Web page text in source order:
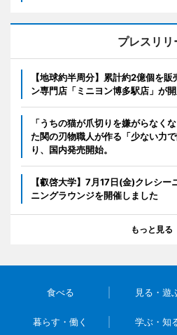
プレスリリ
【地球約半周分】累計約2億個を
ン専門店「ミニヨン博多駅店」が
「うちの猫が爪切りを嫌がらなく
た関の刃物職人が作る「少ない力
り、国内発売開始。
【叡啓大学】7月17日(金)クレシ
ニングラウンジを開催しました
もっと見る
食べる 見る・遊
暮らす・働く 学ぶ・知